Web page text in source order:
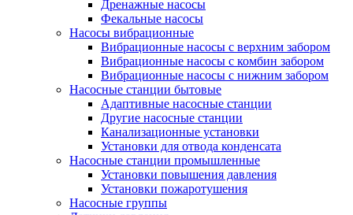
Дренажные насосы
Фекальные насосы
Насосы вибрационные
Вибрационные насосы с верхним забором
Вибрационные насосы с комбин забором
Вибрационные насосы с нижним забором
Насосные станции бытовые
Адаптивные насосные станции
Другие насосные станции
Канализационные установки
Установки для отвода конденсата
Насосные станции промышленные
Установки повышения давления
Установки пожаротушения
Насосные группы